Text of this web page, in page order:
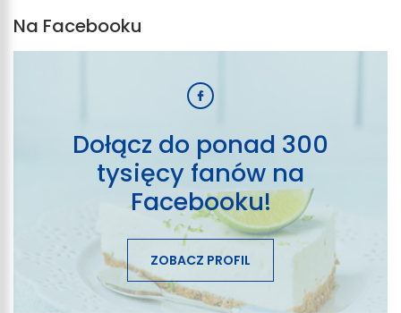
Na Facebooku
Dołącz do ponad 300
tysięcy fanów na
Facebooku!
ZOBACZ PROFIL